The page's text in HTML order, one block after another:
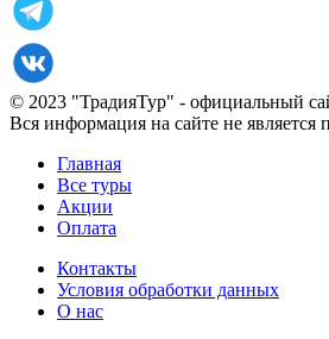
© 2023 "ТрадияТур" - официальный
Вся информация на сайте не является
Главная
Все туры
Акции
Оплата
Контакты
Условия обработки данных
О нас